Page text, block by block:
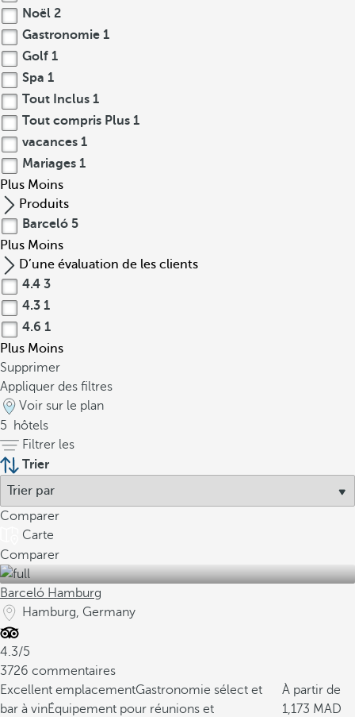
Noël 2
Gastronomie 1
Golf 1
Spa 1
Tout Inclus 1
Tout compris Plus 1
vacances 1
Mariages 1
Plus Moins
Produits
Barceló 5
Plus Moins
D’une évaluation de les clients
4.4 3
4.3 1
4.6 1
Plus Moins
Supprimer
Appliquer des filtres
Voir sur le plan
5
hôtels
Filtrer les
Trier
Comparer
Carte
Comparer
Barceló Hamburg
Hamburg, Germany
4.3/5
3726 commentaires
Excellent emplacementGastronomie sélect et
bar à vinÉquipement pour réunions et
À partir de
1,173